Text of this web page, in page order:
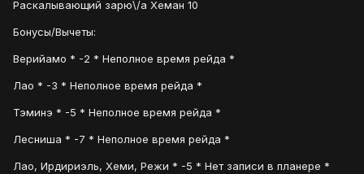
Раскалывающий зарю\/a Хеман 10
Бонусы/Вычеты:
Верийамо * -2 * Неполное время рейда *
Лао * -3 * Неполное время рейда *
Тэминэ * -5 * Неполное время рейда *
Лесниша * -7 * Неполное время рейда *
Лао, Ирдириэль, Хеми, Режи * -5 * Нет записи в планере *